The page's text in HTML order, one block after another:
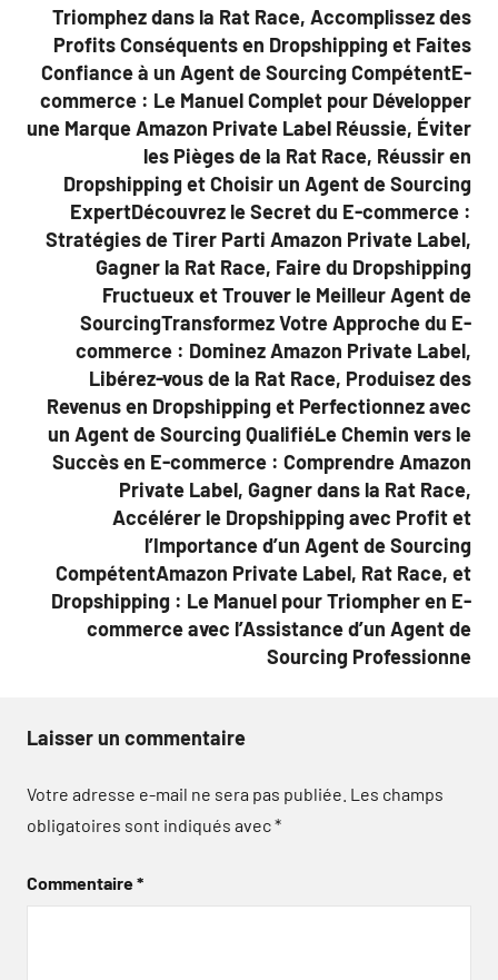
Triomphez dans la Rat Race, Accomplissez des
Profits Conséquents en Dropshipping et Faites
Confiance à un Agent de Sourcing CompétentE-
commerce : Le Manuel Complet pour Développer
une Marque Amazon Private Label Réussie, Éviter
les Pièges de la Rat Race, Réussir en
Dropshipping et Choisir un Agent de Sourcing
ExpertDécouvrez le Secret du E-commerce :
Stratégies de Tirer Parti Amazon Private Label,
Gagner la Rat Race, Faire du Dropshipping
Fructueux et Trouver le Meilleur Agent de
SourcingTransformez Votre Approche du E-
commerce : Dominez Amazon Private Label,
Libérez-vous de la Rat Race, Produisez des
Revenus en Dropshipping et Perfectionnez avec
un Agent de Sourcing QualifiéLe Chemin vers le
Succès en E-commerce : Comprendre Amazon
Private Label, Gagner dans la Rat Race,
Accélérer le Dropshipping avec Profit et
l’Importance d’un Agent de Sourcing
CompétentAmazon Private Label, Rat Race, et
Dropshipping : Le Manuel pour Triompher en E-
commerce avec l’Assistance d’un Agent de
Sourcing Professionne
Laisser un commentaire
Votre adresse e-mail ne sera pas publiée. Les champs
obligatoires sont indiqués avec*
Commentaire*